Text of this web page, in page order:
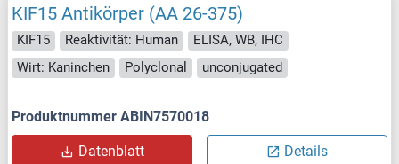
KIF15 Antikörper (AA 26-375)
KIF15 Reaktivität: Human
ELISA, WB, IHC
Wirt: Kaninchen
Polyclonal unconjugated
Produktnummer ABIN7570018
Datenblatt Details